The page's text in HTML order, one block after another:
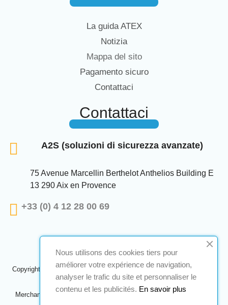
La guida ATEX
Notizia
Mappa del sito
Pagamento sicuro
Contattaci
Contattaci
A2S (soluzioni di sicurezza avanzate)
75 Avenue Marcellin Berthelot Anthelios Building E
13 290 Aix en Provence
+33 (0) 4 12 28 00 69
Copyright © 2024 A2S ATEX. Tutti i diritti riservati. Una realizzazione
Navilog
Merchant approvato dall'ovvia opinione della società, Clicca qui per
Nous utilisons des cookies tiers pour
améliorer votre expérience de navigation,
analyser le trafic du site et personnaliser le
contenu et les publicités. En savoir plus